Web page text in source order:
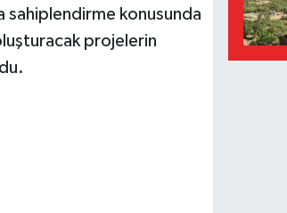
sahiplendirme konusunda
projelerin